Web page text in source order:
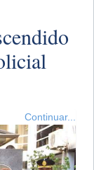
Continuar...